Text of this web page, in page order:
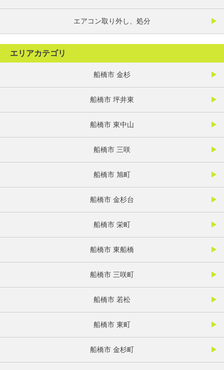
エアコン取り外し、処分
エリアカテゴリ
船橋市 金杉
船橋市 坪井東
船橋市 東中山
船橋市 三咲
船橋市 旭町
船橋市 金杉台
船橋市 栄町
船橋市 東船橋
船橋市 三咲町
船橋市 若松
船橋市 東町
船橋市 金杉町